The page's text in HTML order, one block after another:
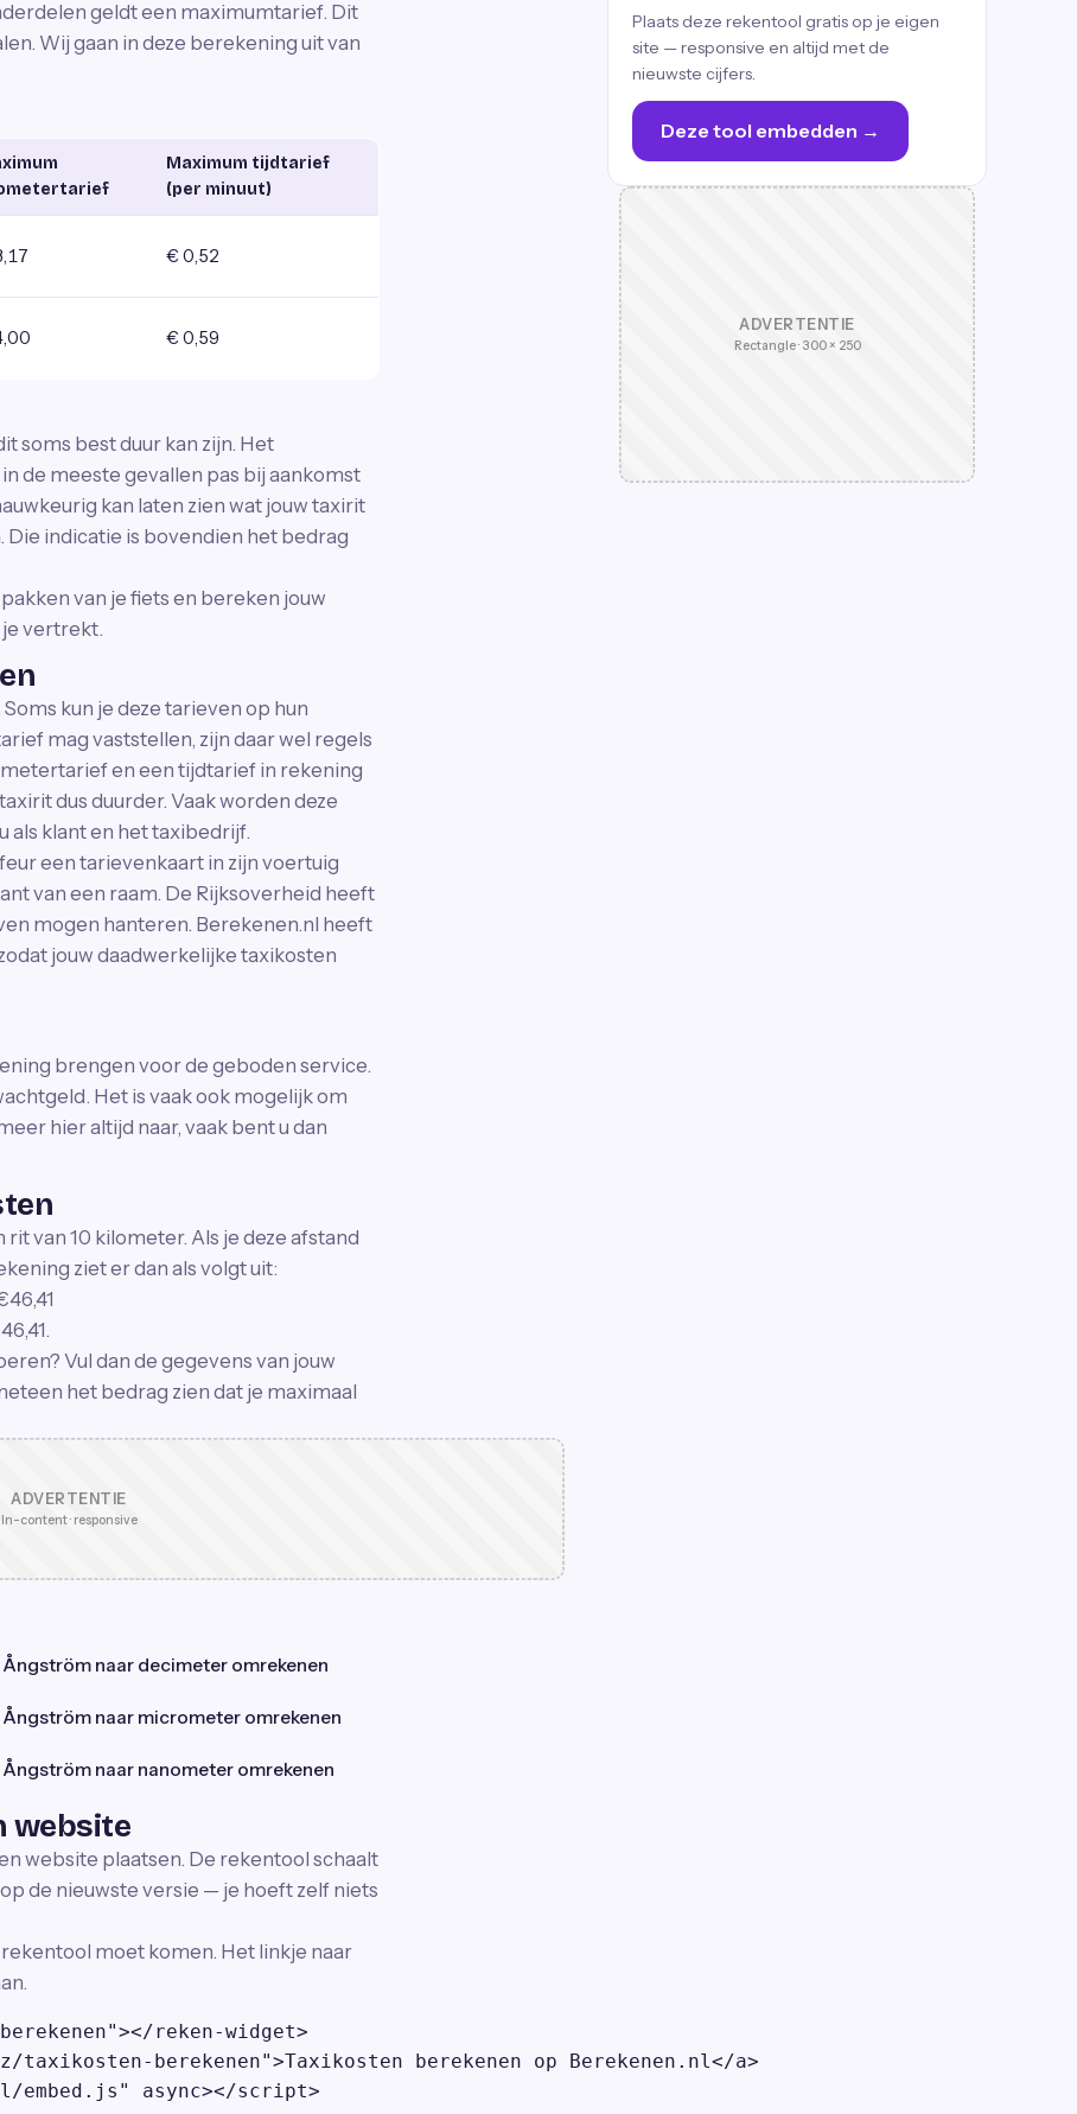
geldt een maximumtarief. Dit
Wij gaan in deze berekening uit van
Maximum tijdtarief
(per minuut)
€ 0,52
€ 0,59
soms best duur kan zijn. Het
de meeste gevallen pas bij aankomst
kan laten zien wat jouw taxirit
Die indicatie is bovendien het bedrag
van je fiets en bereken jouw
vertrekt.
kun je deze tarieven op hun
mag vaststellen, zijn daar wel regels
en een tijdtarief in rekening
dus duurder. Vaak worden deze
als klant en het taxibedrijf.
een tarievenkaart in zijn voertuig
van een raam. De Rijksoverheid heeft
mogen hanteren. Berekenen.nl heeft
jouw daadwerkelijke taxikosten
brengen voor de geboden service.
Het is vaak ook mogelijk om
hier altijd naar, vaak bent u dan
van 10 kilometer. Als je deze afstand
ziet er dan als volgt uit:
Vul dan de gegevens van jouw
het bedrag zien dat je maximaal
ADVERTENTIE
In-content · responsive
Ångström naar decimeter omrekenen
Ångström naar micrometer omrekenen
Ångström naar nanometer omrekenen
website
website plaatsen. De rekentool schaalt
de nieuwste versie — je hoeft zelf niets
moet komen. Het linkje naar
reken-widget>
berekenen">Taxikosten berekenen op Berekenen.nl</a>
embed.js" async></script>
Plaats deze rekentool gratis op je eigen
site — responsive en altijd met de
nieuwste cijfers.
Deze tool embedden →
ADVERTENTIE
Rectangle · 300 × 250